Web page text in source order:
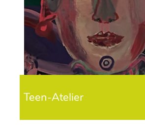
Teen-Atelier